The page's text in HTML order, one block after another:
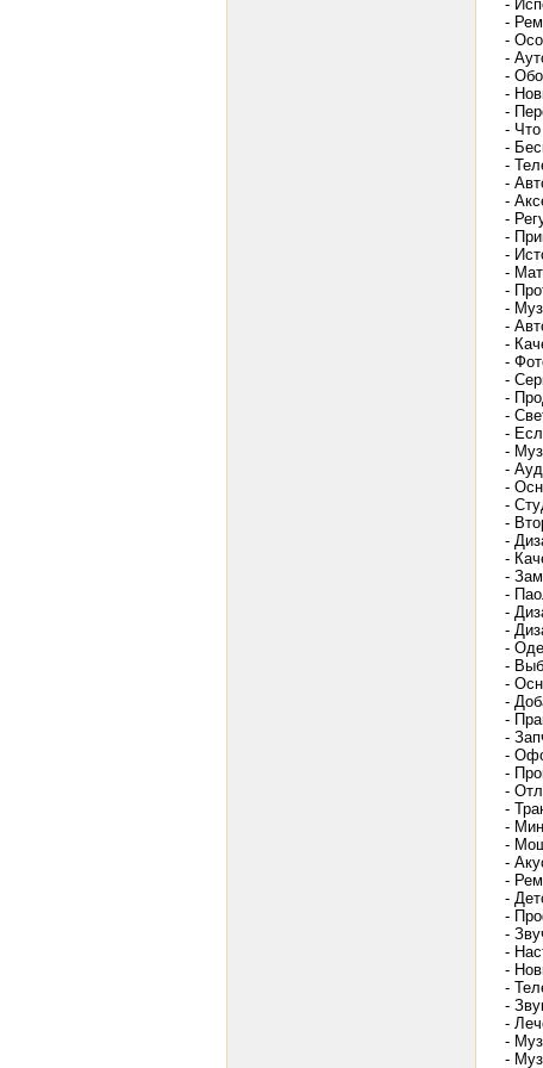
-
-
-
-
-
-
-
- Что
-
-
-
-
-
-
-
-
-
-
-
-
-
-
-
-
-
-
-
-
-
-
-
-
-
-
-
-
-
-
-
-
-
-
-
-
-
-
-
-
-
-
-
-
-
-
-
-
-
-
-
-